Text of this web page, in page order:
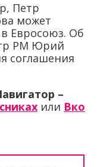
Петр
может
в Евросоюз. Об
РМ Юрий
соглашения
–
или Вко